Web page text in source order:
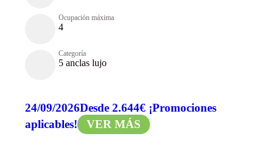
Ocupación máxima
4
Categoría
5 anclas lujo
24/09/2026Desde 2.644€ ¡Promociones
aplicables!
VER MÁS